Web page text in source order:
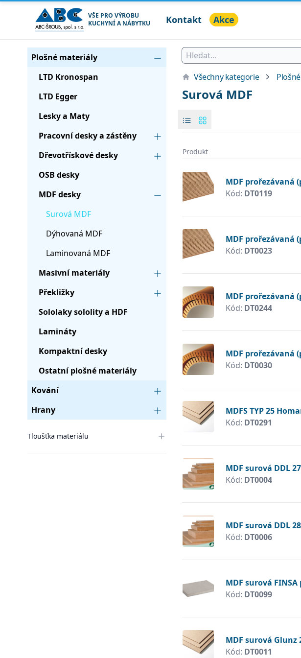
ABC ŠROUB, spol. s r.o.
VŠE PRO VÝROBU
KUCHYNÍ A NÁBYTKU
Kontakt Akce
Seznam produktů
Kategorie
Plošné materiály
LTD Kronospan
LTD Egger
Lesky a Maty
Pracovní desky a zástěny
Dřevotřískové desky
OSB desky
MDF desky
Surová MDF
Dýhovaná MDF
Laminovaná MDF
Masivní materiály
Překližky
Sololaky sololity a HDF
Lamináty
Kompaktní desky
Ostatní plošné materiály
Kování
Hrany
Tloušťka materiálu
Všechny kategorie
Surová MDF
Produkt
MDF prořezávaná
Kód: DT0119
MDF prořezávaná
Kód: DT0023
MDF prořezávaná
Kód: DT0244
MDF prořezávaná
Kód: DT0030
MDFS TYP 25
Kód: DT0291
MDF surová DDL
Kód: DT0004
MDF surová DDL
Kód: DT0006
MDF surová
Kód: DT0099
MDF surová Glunz
Kód: DT0011